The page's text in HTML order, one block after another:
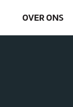
OVER ONS